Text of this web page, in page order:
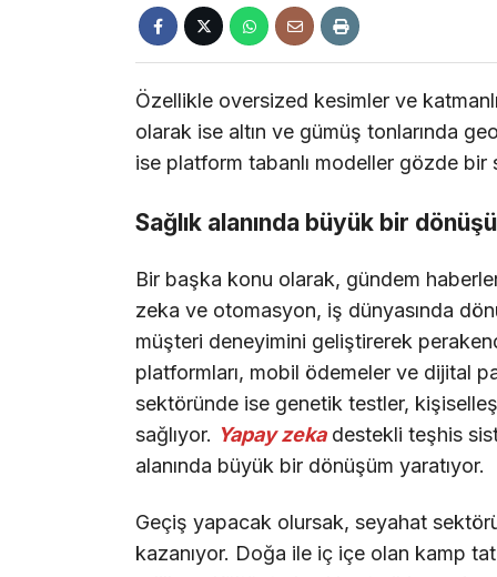
Özellikle oversized kesimler ve
olarak ise altın ve gümüş tonlarında
ise platform tabanlı modeller gözde bir
Sağlık alanında büyük bir
Bir başka konu olarak, gündem
zeka ve otomasyon, iş dünyasında
müşteri deneyimini geliştirerek
platformları, mobil ödemeler ve dijital
sektöründe ise genetik testler,
sağlıyor. Yapay zekadestekli teşhis
alanında büyük bir dönüşüm yaratıyor.
Geçiş yapacak olursak, seyahat
kazanıyor. Doğa ile iç içe olan kamp